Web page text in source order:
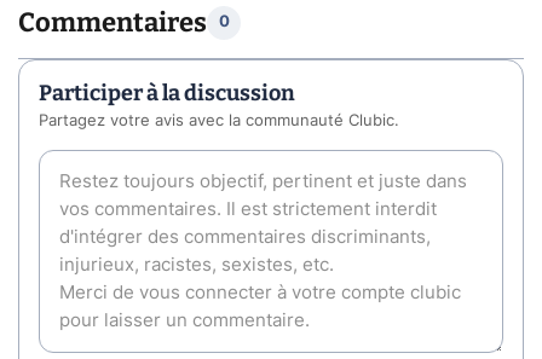
Commentaires 0
Participer à la discussion
Partagez votre avis avec la communauté Clubic.